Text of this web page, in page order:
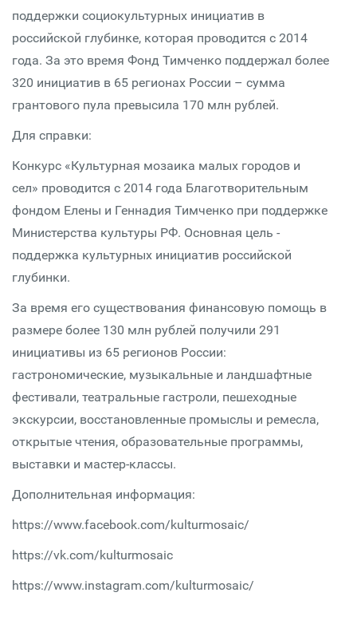
поддержки социокультурных инициатив в
российской глубинке, которая проводится с 2014
года. За это время Фонд Тимченко поддержал более
320 инициатив в 65 регионах России – сумма
грантового пула превысила 170 млн рублей.
Для справки:
Конкурс «Культурная мозаика малых городов и
сел» проводится с 2014 года Благотворительным
фондом Елены и Геннадия Тимченко при поддержке
Министерства культуры РФ. Основная цель -
поддержка культурных инициатив российской
глубинки.
За время его существования финансовую помощь в
размере более 130 млн рублей получили 291
инициативы из 65 регионов России:
гастрономические, музыкальные и ландшафтные
фестивали, театральные гастроли, пешеходные
экскурсии, восстановленные промыслы и ремесла,
открытые чтения, образовательные программы,
выставки и мастер-классы.
Дополнительная информация:
https://www.facebook.com/kulturmosaic/
https://vk.com/kulturmosaic
https://www.instagram.com/kulturmosaic/